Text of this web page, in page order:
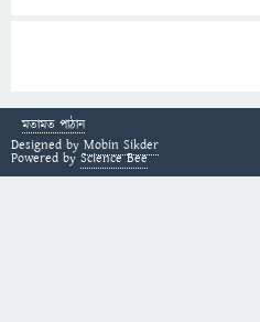
মতামত পাঠান
Designed by Mobin Sikder
Powered by Science Bee